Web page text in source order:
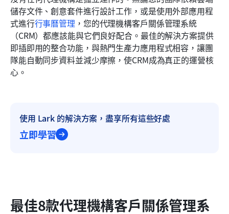
儲存文件、創意套件進行設計工作，或是使用外部應用程
式進行行事曆管理 ，您的代理機構客戶關係管理系統
（CRM）都應該能與它們良好配合。最佳的解決方案提供
即插即用的整合功能，與熱門生產力應用程式相容，讓團
隊能自動同步資料並減少摩擦，使CRM成為真正的運營核
心。
使用 Lark 的解決方案，盡享所有這些好處
立即學習
最佳8款代理機構客戶關係管理系